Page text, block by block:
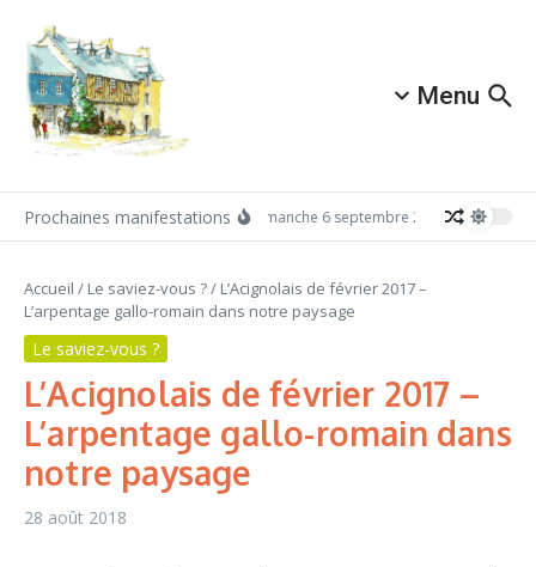
Menu
Prochaines manifestations Dimanche 6 septembre 2026:
Accueil / Le saviez-vous ?/ L’Acignolais de février 2017 –
L’arpentage gallo-romain dans notre paysage
Le saviez-vous ?
L’Acignolais de février 2017 –
L’arpentage gallo-romain dans
notre paysage
28 août 2018